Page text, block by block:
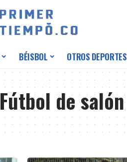
BÉISBOL OTROS DEPORTES
Fútbol de salón